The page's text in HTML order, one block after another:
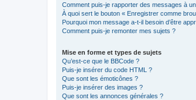
Comment puis-je rapporter des messages à
À quoi sert le bouton « Enregistrer comme
Pourquoi mon message a-t-il besoin d’être
Comment puis-je remonter mes sujets ?
Mise en forme et types de sujets
Qu’est-ce que le BBCode ?
Puis-je insérer du code HTML ?
Que sont les émoticônes ?
Puis-je insérer des images ?
Que sont les annonces générales ?